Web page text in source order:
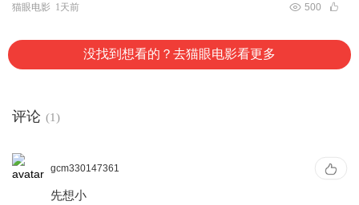
猫眼电影 1天前 500
没找到想看的？去猫眼电影看更多
评论 (1)
gcm330147361
先想小